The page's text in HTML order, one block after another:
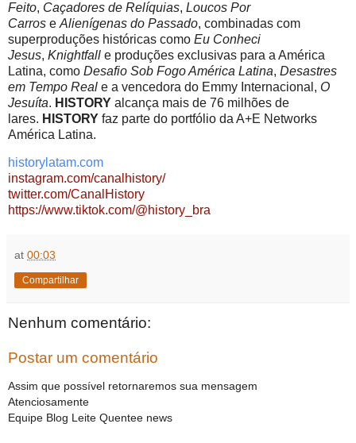
Feito, Caçadores de Relíquias, Loucos Por
Carros e Alienígenas do Passado, combinadas com
superproduções históricas como Eu Conheci
Jesus, Knightfall e produções exclusivas para a América
Latina, como Desafio Sob Fogo América Latina, Desastres
em Tempo Real e a vencedora do Emmy Internacional, O
Jesuíta. HISTORY alcança mais de 76 milhões de
lares. HISTORY faz parte do portfólio da A+E Networks
América Latina.
historylatam.com
instagram.com/canalhistory/
twitter.com/CanalHistory
https://www.tiktok.com/@history_bra
at 00:03
Compartilhar
Nenhum comentário:
Postar um comentário
Assim que possível retornaremos sua mensagem
Atenciosamente
Equipe Blog Leite Quentee news